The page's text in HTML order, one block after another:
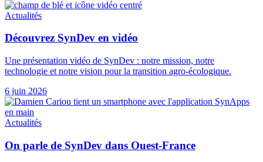
Actualités
Découvrez SynDev en vidéo
Une présentation vidéo de SynDev : notre mission, notre
technologie et notre vision pour la transition agro-écologique.
6 juin 2026
Actualités
On parle de SynDev dans Ouest-France